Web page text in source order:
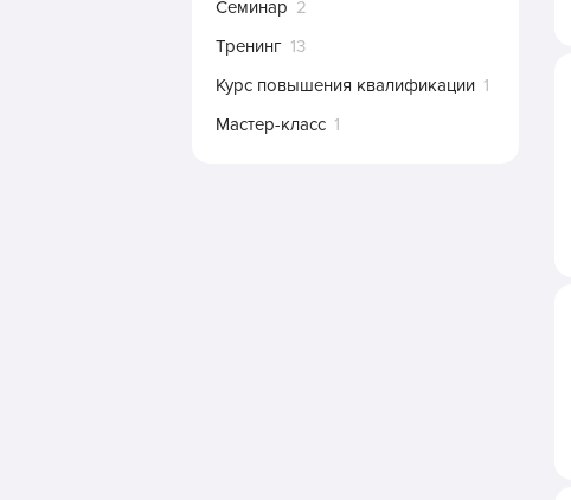
Семинар 2
Тренинг 13
Курс повышения квалификации 1
Мастер-класс 1